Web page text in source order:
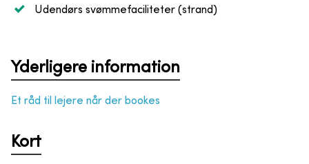
Udendørs svømmefaciliteter (strand)
Yderligere information
Et råd til lejere når der bookes
Kort